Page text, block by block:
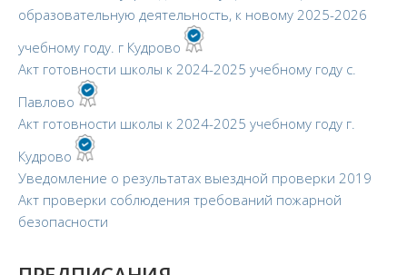
образовательную деятельность, к новому 2025-2026
учебному году. г Кудрово
Акт готовности школы к 2024-2025 учебному году с.
Павлово
Акт готовности школы к 2024-2025 учебному году г.
Кудрово
Уведомление о результатах выездной проверки 2019
Акт проверки соблюдения требований пожарной
безопасности